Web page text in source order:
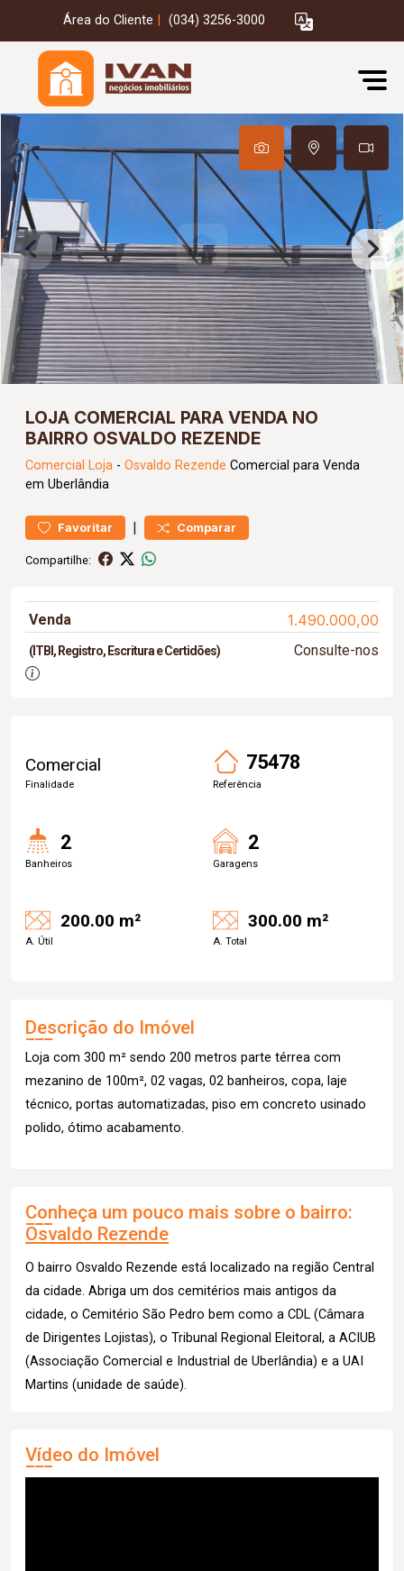
Área do Cliente (034) 3256-3000
LOJA COMERCIAL PARA VENDA NO
BAIRRO OSVALDO REZENDE
Comercial Loja - Osvaldo Rezende Comercial para Venda
em Uberlândia
Favoritar | Comparar
Compartilhe:
Venda 1.490.000,00
(ITBI, Registro, Escritura e Certidões) Consulte-nos
Comercial
Finalidade
75478
Referência
2
Banheiros
2
Garagens
200.00 m²
A. Útil
300.00 m²
A. Total
Descrição do Imóvel
Loja com 300 m² sendo 200 metros parte térrea com
mezanino de 100m², 02 vagas, 02 banheiros, copa, laje
técnico, portas automatizadas, piso em concreto usinado
polido, ótimo acabamento.
Conheça um pouco mais sobre o bairro:
Osvaldo Rezende
O bairro Osvaldo Rezende está localizado na região Central
da cidade. Abriga um dos cemitérios mais antigos da
cidade, o Cemitério São Pedro bem como a CDL (Câmara
de Dirigentes Lojistas), o Tribunal Regional Eleitoral, a ACIUB
(Associação Comercial e Industrial de Uberlândia) e a UAI
Martins (unidade de saúde).
Vídeo do Imóvel